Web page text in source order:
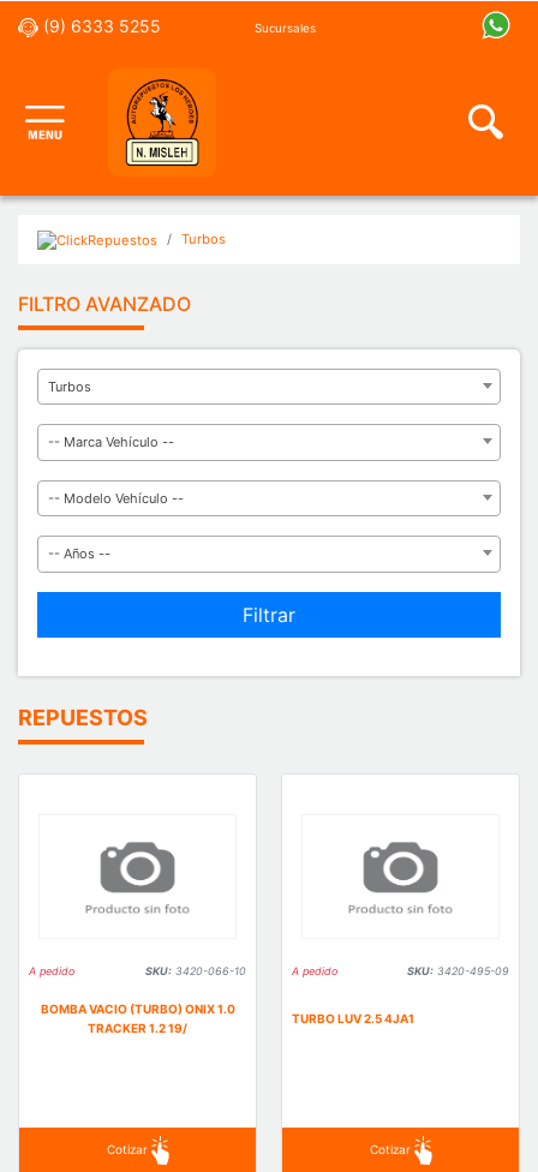
(9) 6333 5255 Sucursales
Turbos
FILTRO AVANZADO
Turbos
-- Marca Vehículo --
-- Modelo Vehículo --
-- Años --
Filtrar
REPUESTOS
A pedido SKU: 3420-066-10
BOMBA VACIO (TURBO) ONIX 1.0
TRACKER 1.2 19/
Cotizar
A pedido SKU: 3420-495-09
TURBO LUV 2.5 4JA1
Cotizar